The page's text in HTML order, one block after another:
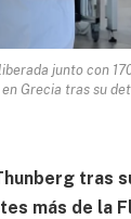
junto con
Grecia tras su
tras
más de la